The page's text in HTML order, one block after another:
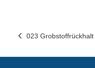
023 Grobstoffrückhalt